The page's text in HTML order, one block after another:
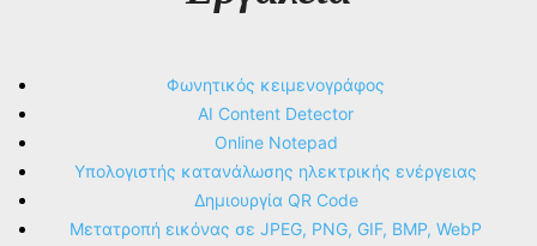
Φωνητικός κειμενογράφος
AI Content Detector
Online Notepad
Υπολογιστής κατανάλωσης ηλεκτρικής ενέργειας
Δημιουργία QR Code
Μετατροπή εικόνας σε JPEG, PNG, GIF, BMP, WebP